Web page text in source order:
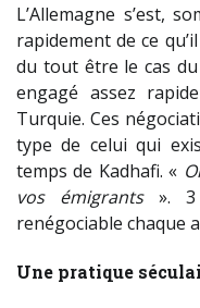
L’Allemagne s’est,
rapidement de ce
du tout être le cas
engagé assez
Turquie. Ces
type de celui qui
temps de Kadhafi. «
vos émigrants». 3
renégociable chaque
Une pratique